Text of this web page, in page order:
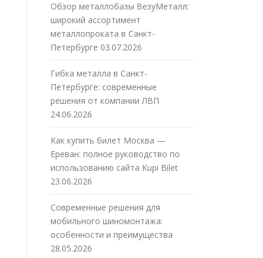
Обзор металлобазы ВезуМеталл:
широкий ассортимент
металлопроката в Санкт-
Петербурге 03.07.2026
Гибка металла в Санкт-
Петербурге: современные
решения от компании ЛВП
24.06.2026
Как купить билет Москва —
Ереван: полное руководство по
использованию сайта Kupi Bilet
23.06.2026
Современные решения для
мобильного шиномонтажа:
особенности и преимущества
28.05.2026